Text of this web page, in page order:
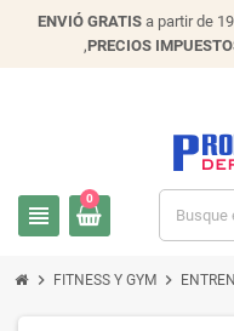
ENVIÓGRATISa partir de
,PRECIOS
view_headline
0
chevron_right FITNESS Y GYM chevron_right